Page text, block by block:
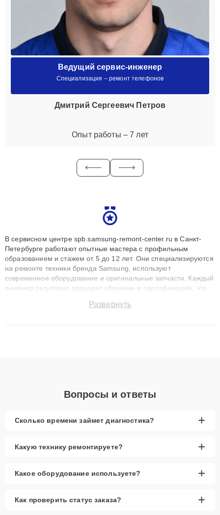
Ведущий сервис-инженер
Специализация – ремонт телефонов
Дмитрий Сергеевич Петров
Опыт работы – 7 лет
В сервисном центре spb.samsung-remont-center.ru в Санкт-
Петербурге работают опытные мастера с профильным
образованием и стажем от 5 до 12 лет. Они специализируются
на ремонте техники бренда Samsung, используют
современное оборудование и оригинальные запчасти. Каждый
инженер регулярно проходит обучение и сертификацию, что
восстанавливать технику с сохранением гарантии до 3 лет.
Развернуть
Вопросы и ответы
Сколько времени займет диагностика? +
Какую технику ремонтируете? +
Какое оборудование используете? +
Как проверить статус заказа? +